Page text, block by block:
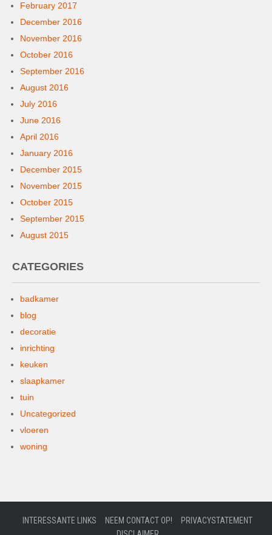
February 2017
December 2016
November 2016
October 2016
September 2016
August 2016
July 2016
June 2016
April 2016
January 2016
December 2015
November 2015
October 2015
September 2015
August 2015
CATEGORIES
badkamer
blog
decoratie
inrichting
keuken
slaapkamer
tuin
Uncategorized
vloeren
woning
INTERESSANTE LINKS NEEM CONTACT OP!
PRIVACYSTATEMENT